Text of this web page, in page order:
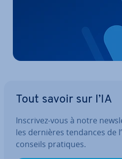
Tout savoir sur l’IA
Inscrivez-vous à notre
les dernières tendances de
conseils pratiques.